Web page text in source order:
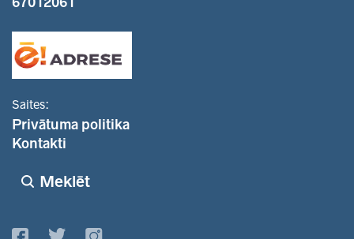
Saites:
Privātuma politika
Kontakti
Meklēt